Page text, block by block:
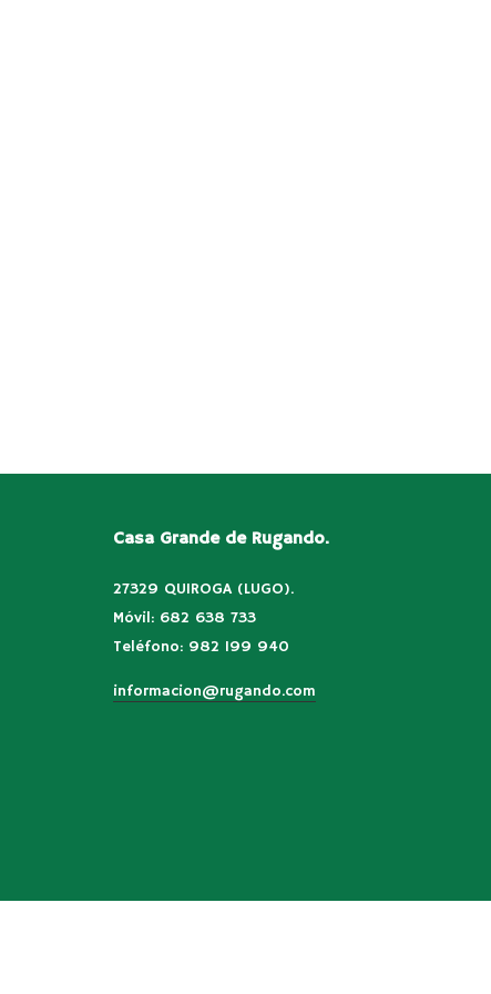
Casa Grande de Rugando.
27329 QUIROGA (LUGO).
Móvil: 682 638 733
Teléfono: 982 199 940
informacion@rugando.com